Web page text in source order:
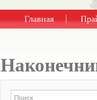
Главная